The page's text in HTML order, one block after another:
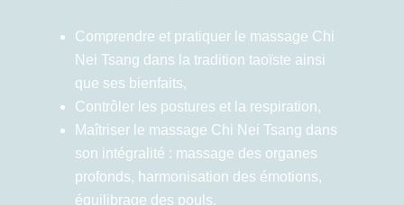
Comprendre et pratiquer le massage Chi
Nei Tsang dans la tradition taoïste ainsi
que ses bienfaits,
Contrôler les postures et la respiration,
Maîtriser le massage Chi Nei Tsang dans
son intégralité : massage des organes
profonds, harmonisation des émotions,
équilibrage des pouls.